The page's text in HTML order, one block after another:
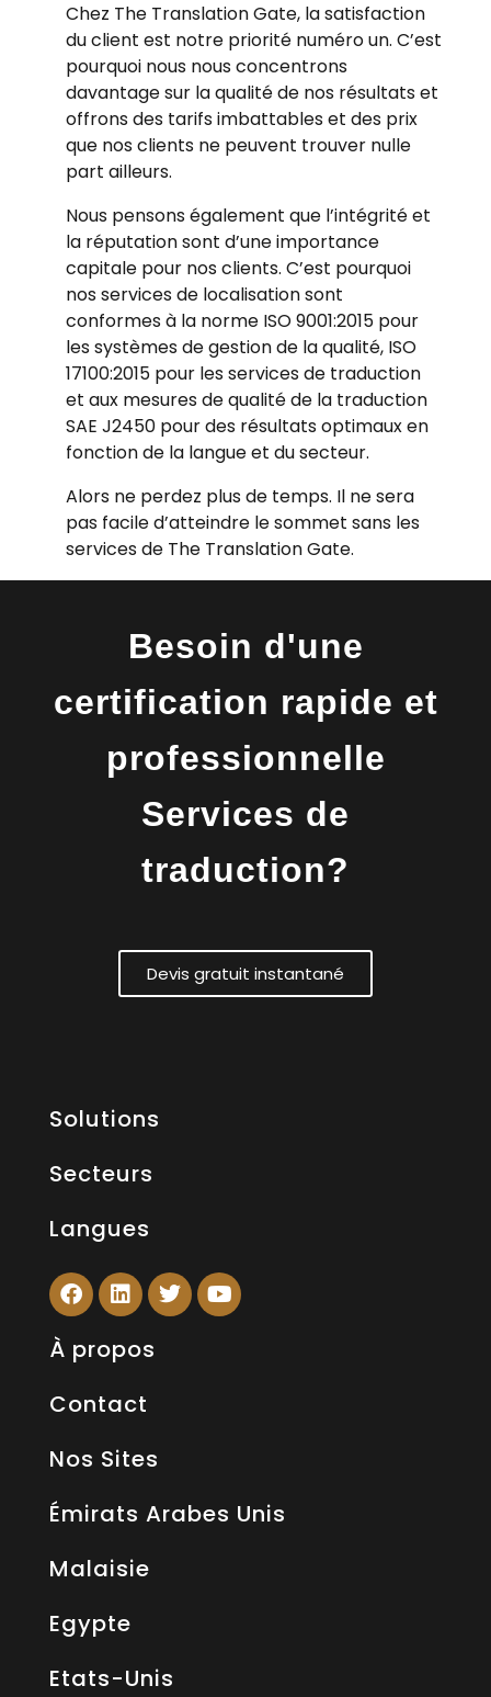
Chez The Translation Gate, la satisfaction
du client est notre priorité numéro un. C’est
pourquoi nous nous concentrons
davantage sur la qualité de nos résultats et
offrons des tarifs imbattables et des prix
que nos clients ne peuvent trouver nulle
part ailleurs.
Nous pensons également que l’intégrité et
la réputation sont d’une importance
capitale pour nos clients. C’est pourquoi
nos services de localisation sont
conformes à la norme ISO 9001:2015 pour
les systèmes de gestion de la qualité, ISO
17100:2015 pour les services de traduction
et aux mesures de qualité de la traduction
SAE J2450 pour des résultats optimaux en
fonction de la langue et du secteur.
Alors ne perdez plus de temps. Il ne sera
pas facile d’atteindre le sommet sans les
services de The Translation Gate.
Besoin d'une
certification rapide et
professionnelle
Services de
traduction?
Devis gratuit instantané
Solutions
Secteurs
Langues
À propos
Contact
Nos Sites
Émirats Arabes Unis
Malaisie
Egypte
Etats-Unis